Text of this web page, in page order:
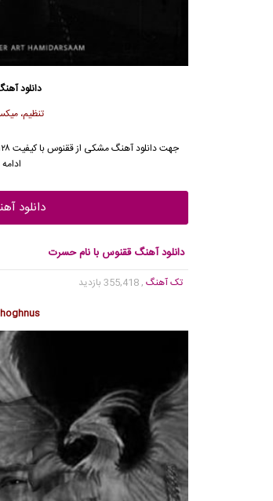
دانلود
تنظیم،
دانلود
دانلود آهنگ ققنوس با نام حسرت
تک آهنگ, 355,418 بازدید